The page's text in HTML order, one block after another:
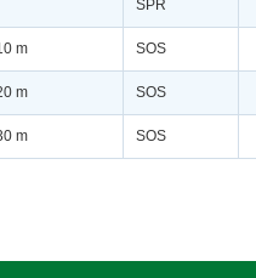
SPR
m SOS
m SOS
m SOS